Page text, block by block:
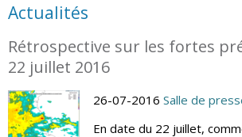
Actualités
Rétrospective sur les fortes
22 juillet 2016
26-07-2016 Salle de
En date du 22 juillet,